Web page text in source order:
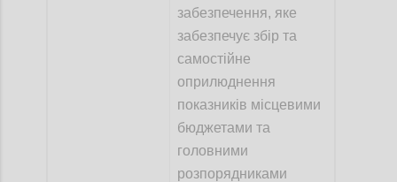
забезпечення, яке
забезпечує збір та
самостійне
оприлюднення
показників місцевими
бюджетами та
головними
розпорядниками